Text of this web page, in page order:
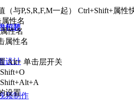
包装
设计
频制作
招聘
（与P,S,R,F,M一起） Ctrl+Shift+属性
性名
性名
属性名
Alt+ 单击层开关
设置